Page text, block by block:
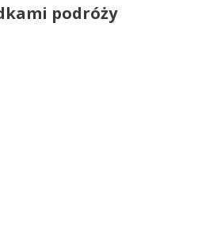
podróży